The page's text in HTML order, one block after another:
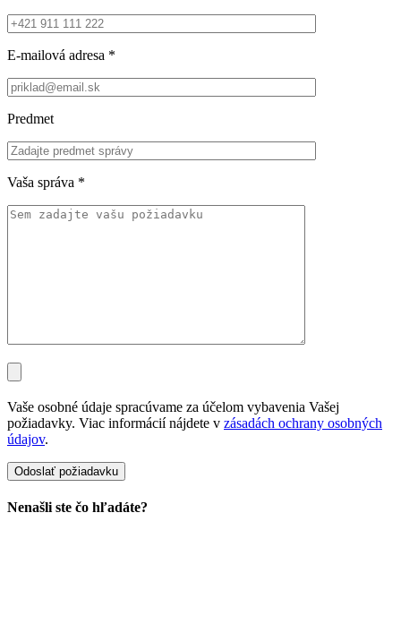
E-mailová adresa *
Predmet
Vaša správa *
Vaše osobné údaje spracúvame za účelom vybavenia Vašej
požiadavky. Viac informácií nájdete v zásadách ochrany osobných
údajov.
Nenašli ste čo hľadáte?